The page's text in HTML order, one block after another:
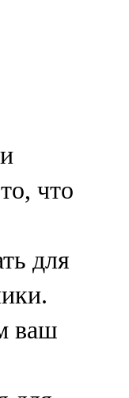
что
для
ваш